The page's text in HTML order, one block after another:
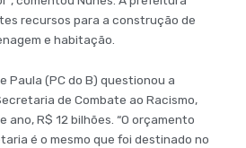
recursos para a construção de
e habitação.
Paula (PC do B) questionou a
de Combate ao Racismo,
ano, R$ 12 bilhões. “O orçamento
é o mesmo que foi destinado no